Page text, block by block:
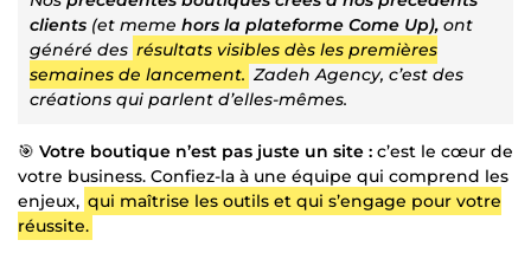
clients (et meme hors la plateforme Come Up), ont
généré des résultats visibles dès les premières
semaines de lancement. Zadeh Agency, c’est des
créations qui parlent d’elles-mêmes.
🎯 Votre boutique n’est pas juste un site : c’est le cœur de
votre business. Confiez-la à une équipe qui comprend les
enjeux, qui maîtrise les outils et qui s’engage pour votre
réussite.